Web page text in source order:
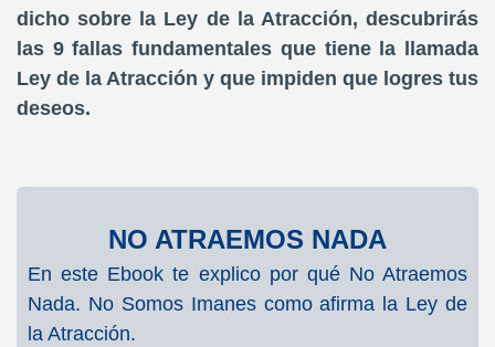
dicho sobre la Ley de la Atracción, descubrirás
las 9 fallas fundamentales que tiene la llamada
Ley de la Atracción y que impiden que logres tus
deseos.
NO ATRAEMOS NADA
En este Ebook te explico por qué No Atraemos
Nada. No Somos Imanes como afirma la Ley de
la Atracción.